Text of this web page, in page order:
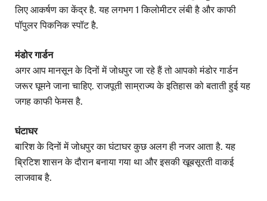
लिए आकर्षण का केंद्र है. यह लगभग 1 किलोमीटर लंबी है और काफी
पॉपुलर पिकनिक स्पॉट है.
मंडोर गार्डन
अगर आप मानसून के दिनों में जोधपुर जा रहे हैं तो आपको मंडोर गार्डन
जरूर घूमने जाना चाहिए. राजपूती साम्राज्य के इतिहास को बताती हुई यह
जगह काफी फेमस है.
घंटाघर
बारिश के दिनों में जोधपुर का घंटाघर कुछ अलग ही नजर आता है. यह
ब्रिटिश शासन के दौरान बनाया गया था और इसकी खूबसूरती वाकई
लाजवाब है.